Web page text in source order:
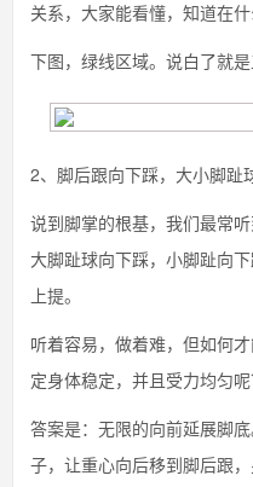
关系，大家能看懂，知道在什
下图，绿线区域。说白了就
2、脚后跟向下踩，大小脚趾
说到脚掌的根基，我们最常
大脚趾球向下踩，小脚趾向
上提。
听着容易，做着难，但如何
定身体稳定，并且受力均匀呢
答案是：无限的向前延展脚
子，让重心向后移到脚后跟